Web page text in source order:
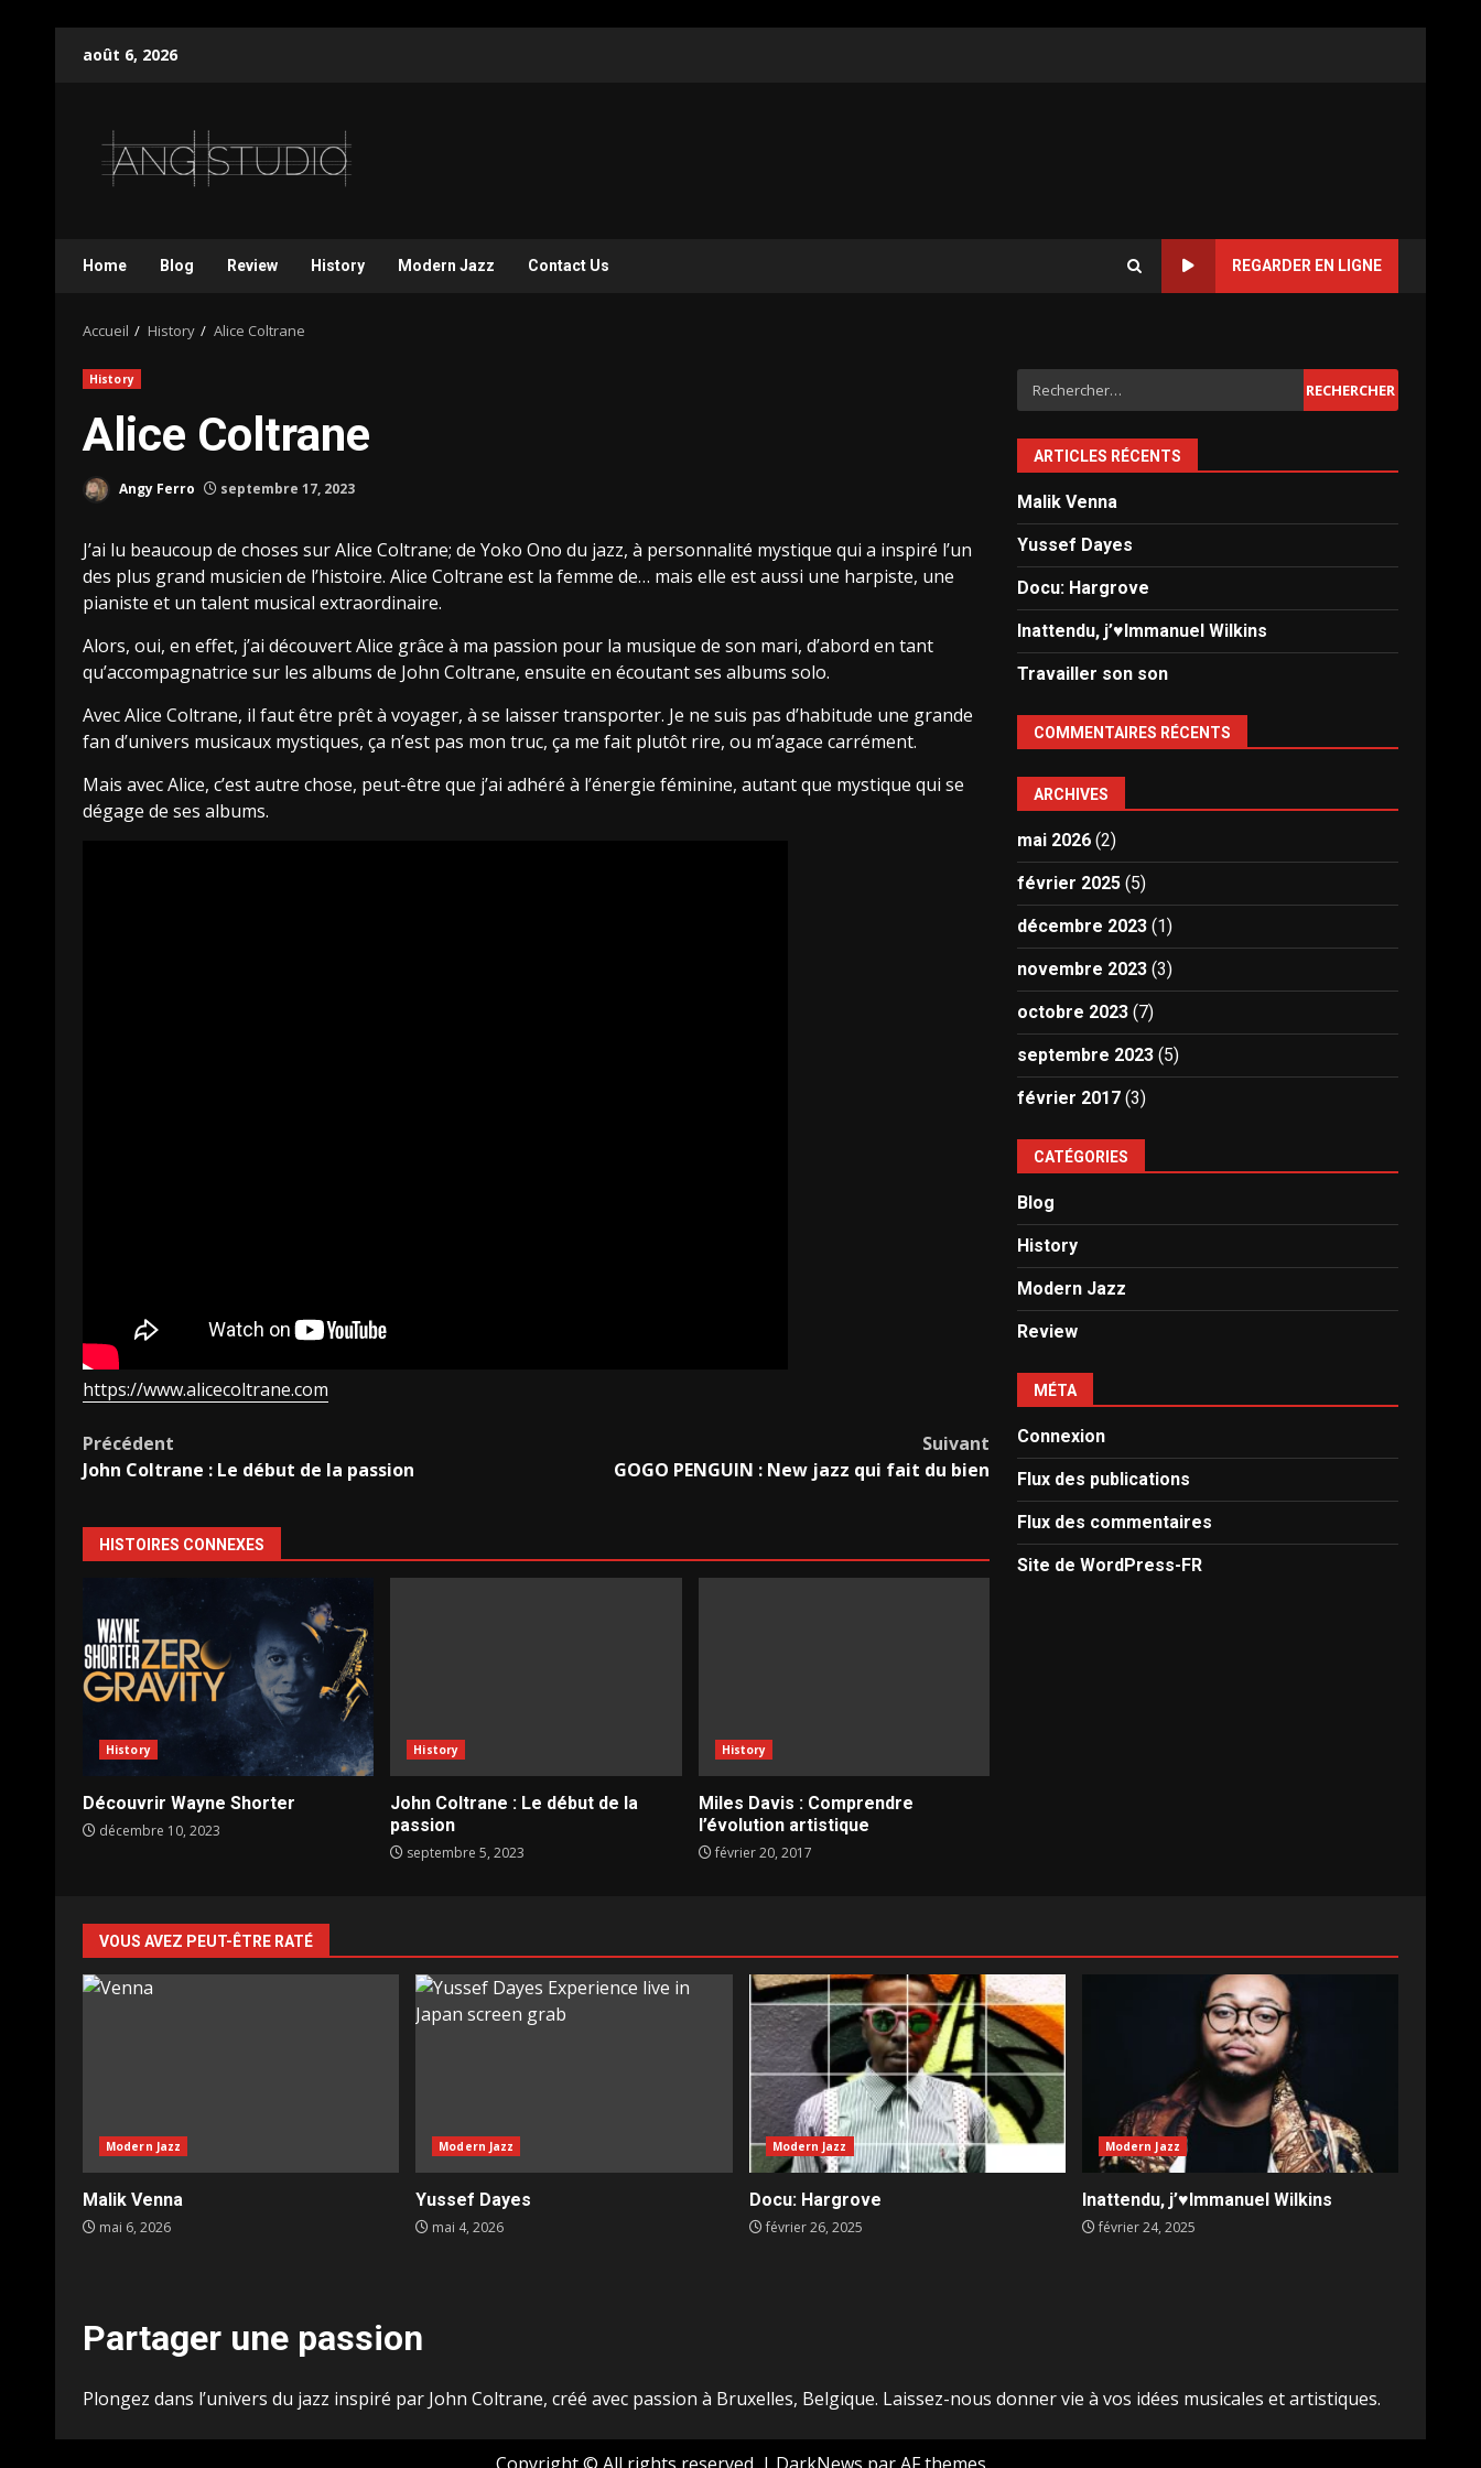
août 6, 2026
Home Blog Review History Modern Jazz Contact Us REGARDER EN LIGNE
Accueil History Alice Coltrane
History
Alice Coltrane
Angy Ferro septembre 17, 2023
J’ai lu beaucoup de choses sur Alice Coltrane; de Yoko Ono du jazz, à personnalité mystique qui a inspiré l’un
des plus grand musicien de l’histoire. Alice Coltrane est la femme de… mais elle est aussi une harpiste, une
pianiste et un talent musical extraordinaire.
Alors, oui, en effet, j’ai découvert Alice grâce à ma passion pour la musique de son mari, d’abord en tant
qu’accompagnatrice sur les albums de John Coltrane, ensuite en écoutant ses albums solo.
Avec Alice Coltrane, il faut être prêt à voyager, à se laisser transporter. Je ne suis pas d’habitude une grande
fan d’univers musicaux mystiques, ça n’est pas mon truc, ça me fait plutôt rire, ou m’agace carrément.
Mais avec Alice, c’est autre chose, peut-être que j’ai adhéré à l’énergie féminine, autant que mystique qui se
dégage de ses albums.
https://www.alicecoltrane.com
Navigation
Précédent
John Coltrane : Le début de la passion
Suivant
GOGO PENGUIN : New jazz qui fait du bien
HISTOIRES CONNEXES
History
Découvrir Wayne Shorter
décembre 10, 2023
History
John Coltrane : Le début de la
passion
septembre 5, 2023
History
Miles Davis : Comprendre
l’évolution artistique
février 20, 2017
Rechercher :
ARTICLES RÉCENTS
Malik Venna
Yussef Dayes
Docu: Hargrove
Inattendu, j’♥️Immanuel Wilkins
Travailler son son
COMMENTAIRES RÉCENTS
ARCHIVES
mai 2026 (2)
février 2025 (5)
décembre 2023 (1)
novembre 2023 (3)
octobre 2023 (7)
septembre 2023 (5)
février 2017 (3)
CATÉGORIES
Blog
History
Modern Jazz
Review
MÉTA
Connexion
Flux des publications
Flux des commentaires
Site de WordPress-FR
VOUS AVEZ PEUT-ÊTRE RATÉ
Modern Jazz
Malik Venna
mai 6, 2026
Modern Jazz
Yussef Dayes
mai 4, 2026
Modern Jazz
Docu: Hargrove
février 26, 2025
Modern Jazz
Inattendu, j’♥️Immanuel Wilkins
février 24, 2025
Partager une passion
Plongez dans l’univers du jazz inspiré par John Coltrane, créé avec passion à Bruxelles, Belgique. Laissez-nous donner vie à vos idées musicales et artistiques.